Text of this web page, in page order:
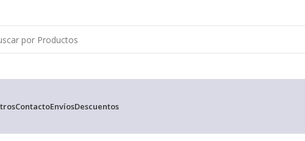
ContactoEnvíosDescuentos